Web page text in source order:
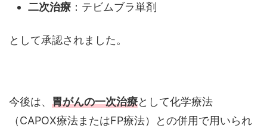
二次治療 ：テビムブラ単剤
として承認されました。
今後は、 胃がんの一次治療として化学療法
（CAPOX療法またはFP療法）との併用で用いられ